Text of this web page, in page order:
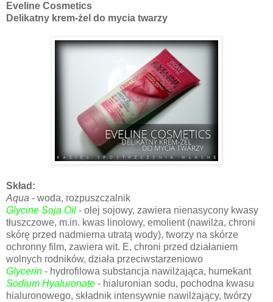
Eveline Cosmetics
Delikatny krem-żel do mycia twarzy
Skład:
Aqua - woda, rozpuszczalnik
Glycine Soja Oil - olej sojowy, zawiera nienasycony kwasy
tłuszczowe, m.in. kwas linolowy, emolient (nawilża, chroni
skórę przed nadmierna utratą wody), tworzy na skórze
ochronny film, zawiera wit. E, chroni przed działaniem
wolnych rodników, działa przeciwstarzeniowo
Glycerin - hydrofilowa substancja nawilżająca, humekant
Sodium Hyaluronate - hialuronian sodu, pochodna kwasu
hialuronowego, składnik intensywnie nawilżający, twórzy